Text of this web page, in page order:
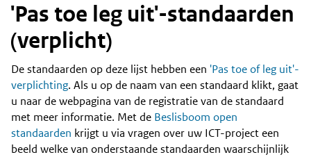
'Pas toe leg uit'-standaarden
(verplicht)
Content
De standaarden op deze lijst hebben een 'Pas toe of leg uit'-
verplichting. Als u op de naam van een standaard klikt, gaat
u naar de webpagina van de registratie van de standaard
met meer informatie. Met de Beslisboom open
standaarden krijgt u via vragen over uw ICT-project een
beeld welke van onderstaande standaarden waarschijnlijk